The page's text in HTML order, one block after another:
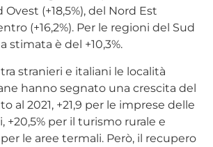
(+18,5%), del Nord Est
(+16,2%). Per le regioni del Sud
stimata è del +10,3%.
stranieri e italiani le località
hanno segnato una crescita del
al 2021, +21,9 per le imprese delle
+20,5% per il turismo rurale e
per le aree termali. Però, il recupero